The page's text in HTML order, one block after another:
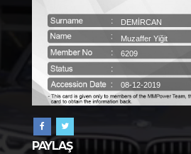
DEMIRCAN
Muzaffer Yiğit
6209
08-12-2019
PAYLAŞ